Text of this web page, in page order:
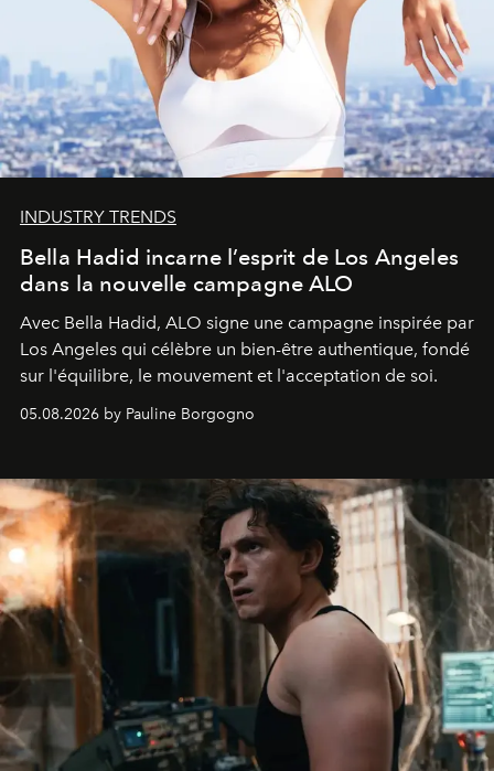
INDUSTRY TRENDS
Bella Hadid incarne l’esprit de Los Angeles
dans la nouvelle campagne ALO
Avec Bella Hadid, ALO signe une campagne inspirée par
Los Angeles qui célèbre un bien-être authentique, fondé
sur l'équilibre, le mouvement et l'acceptation de soi.
05.08.2026 by Pauline Borgogno